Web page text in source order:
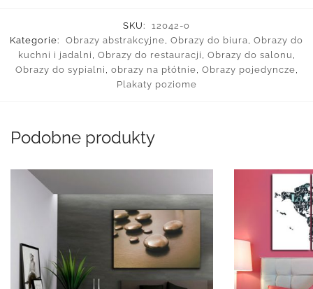
SKU:
12042-o
Kategorie:
Obrazy abstrakcyjne, Obrazy do biura, Obrazy do
kuchni i jadalni , Obrazy do restauracji , Obrazy do salonu ,
Obrazy do sypialni , obrazy na płótnie, Obrazy pojedyncze,
Plakaty poziome
Podobne produkty